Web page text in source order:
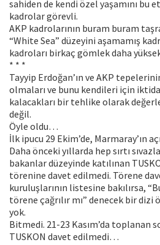
sahiden de kendi özel yaşamını bu
kadrolar görevli.
AKP kadrolarının buram buram
“White Sea” düzeyini aşamamış
kadroları birkaç gömlek daha
* * *
Tayyip Erdoğan’ın ve AKP
olmaları ve bunu kendileri için
kalacakları bir tehlike olarak
değil.
Öyle oldu…
İlk ipucu 29 Ekim’de, Marmaray’ın
Daha önceki yıllarda hep sırtı
bakanlar düzeyinde katılınan
törenine davet edilmedi. Törene
kuruluşlarının listesine bakılırsa,
törene çağrılır mı” denecek bir dizi
yok.
Bitmedi. 21-23 Kasım’da toplanan
TUSKON davet edilmedi…